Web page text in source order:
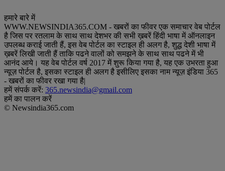
हमारे बारे में
WWW.NEWSINDIA365.COM - खबरों का फीवर एक समाचार वेब पोर्टल
है जिस पर रतलाम के साथ साथ देशभर की सभी ख़बरें हिंदी भाषा में ऑनलाइन
उपलब्ध कराई जाती हैं, इस वेब पोर्टल का स्टाइल ही अलग है, शुद्ध देशी भाषा में
ख़बरें लिखी जाती हैं ताकि पढने वालों को समझने के साथ साथ पढने में भी
आनंद आये। यह वेब पोर्टल वर्ष 2017 में शुरू किया गया है, यह एक उभरता हुआ
न्यूज़ पोर्टल है, इसका स्टाइल ही अलग है इसीलिए इसका नाम न्यूज़ इंडिया 365
- खबरों का फीवर रखा गया है|
हमें संपर्क करें: 365.newsindia@gmail.com
हमें का पालन करें
© Newsindia365.com